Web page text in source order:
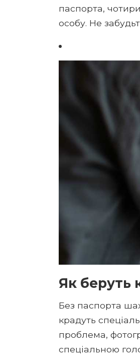
паспорта,
особу. Не
Як беруть
Без паспорта
крадуть
проблема,
спеціальною